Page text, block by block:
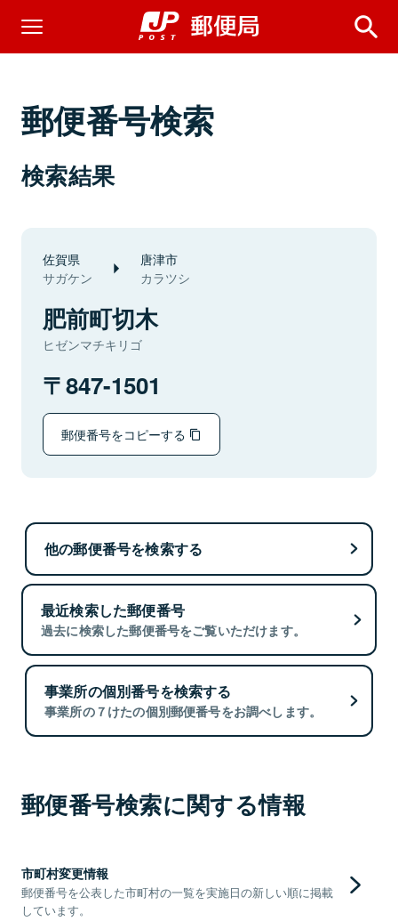
郵便番号検索
検索結果
佐賀県
サガケン
唐津市
カラツシ
肥前町切木
ヒゼンマチキリゴ
847-1501
郵便番号をコピーする
他の郵便番号を検索する
最近検索した郵便番号
過去に検索した郵便番号をご覧いただけます。
事業所の個別番号を検索する
事業所の７けたの個別郵便番号をお調べします。
郵便番号検索に関する情報
市町村変更情報
郵便番号を公表した市町村の一覧を実施日の新しい順に掲載
しています。